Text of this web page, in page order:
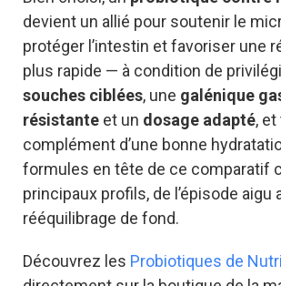
devient un allié pour soutenir le
protéger l’intestin et favoriser une
plus rapide — à condition de
souches ciblées, une galénique
résistante et un dosage adapté,
complément d’une bonne
formules en tête de ce comparatif
principaux profils, de l’épisode aigu
rééquilibrage de fond.
Découvrez les Probiotiques de